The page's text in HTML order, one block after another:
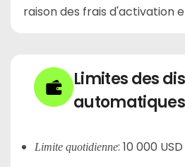
raison des frais d'activation
Limites des
Limite quotidienne: 10 000 USD